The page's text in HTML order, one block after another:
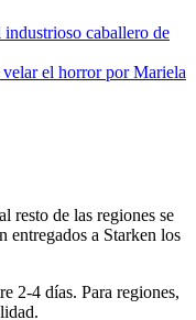
industrioso caballero de
velar el horror por Mariela
resto de las regiones se
entregados a Starken los
2-4 días. Para regiones,